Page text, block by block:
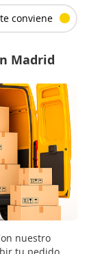
conviene
Madrid
nuestro